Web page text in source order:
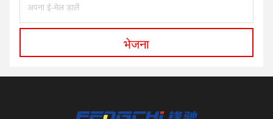
भेजना